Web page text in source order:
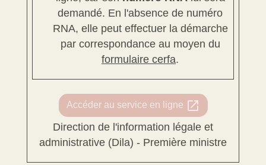
demandé. En l'absence de numéro
RNA, elle peut effectuer la démarche
par correspondance au moyen du
formulaire cerfa.
Accéder au service en ligne open_in_new
Direction de l'information légale et
administrative (Dila) - Première ministre